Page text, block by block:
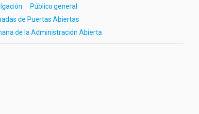
Público general
de Puertas Abiertas
de la Administración Abierta